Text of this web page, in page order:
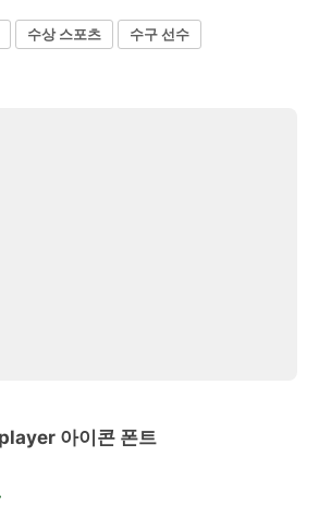
수상 스포츠 수구 선수
아이콘 폰트